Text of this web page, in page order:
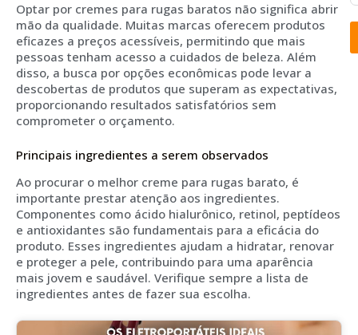
Optar por cremes para rugas baratos não significa abrir
mão da qualidade. Muitas marcas oferecem produtos
eficazes a preços acessíveis, permitindo que mais
pessoas tenham acesso a cuidados de beleza. Além
disso, a busca por opções econômicas pode levar a
descobertas de produtos que superam as expectativas,
proporcionando resultados satisfatórios sem
comprometer o orçamento.
Principais ingredientes a serem observados
Ao procurar o melhor creme para rugas barato, é
importante prestar atenção aos ingredientes.
Componentes como ácido hialurônico, retinol, peptídeos
e antioxidantes são fundamentais para a eficácia do
produto. Esses ingredientes ajudam a hidratar, renovar
e proteger a pele, contribuindo para uma aparência
mais jovem e saudável. Verifique sempre a lista de
ingredientes antes de fazer sua escolha.